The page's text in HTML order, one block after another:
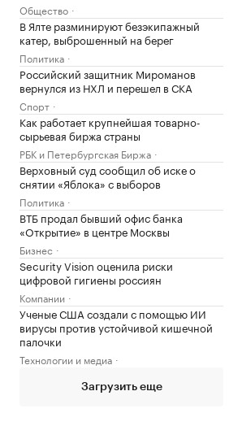
Общество
В Ялте разминируют безэкипажный
катер, выброшенный на берег
Политика
Российский защитник Мироманов
вернулся из НХЛ и перешел в СКА
Спорт
Как работает крупнейшая товарно-
сырьевая биржа страны
РБК и Петербургская Биржа
Верховный суд сообщил об иске о
снятии «Яблока» с выборов
Политика
ВТБ продал бывший офис банка
«Открытие» в центре Москвы
Бизнес
Security Vision оценила риски
цифровой гигиены россиян
Компании
Ученые США создали с помощью ИИ
вирусы против устойчивой кишечной
палочки
Технологии и медиа
Загрузить еще